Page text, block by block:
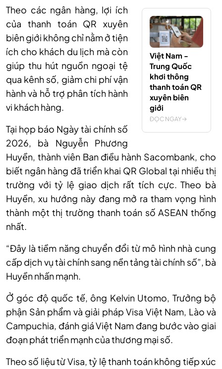
Việt Nam -
Trung Quốc
khơi thông
thanh toán QR
xuyên biên
giới
ĐỌC NGAY
Theo các ngân hàng, lợi ích
của thanh toán QR xuyên
biên giới không chỉ nằm ở tiện
ích cho khách du lịch mà còn
giúp thu hút nguồn ngoại tệ
qua kênh số, giảm chi phí vận
hành và hỗ trợ phân tích hành
vi khách hàng.
Tại họp báo Ngày tài chính số
2026, bà Nguyễn Phương
Huyền, thành viên Ban điều hành Sacombank, cho
biết ngân hàng đã triển khai QR Global tại nhiều thị
trường với tỷ lệ giao dịch rất tích cực. Theo bà
Huyền, xu hướng này đang mở ra tham vọng hình
thành một thị trường thanh toán số ASEAN thống
nhất.
“Đây là tiềm năng chuyển đổi từ mô hình nhà cung
cấp dịch vụ tài chính sang nền tảng tài chính số”, bà
Huyền nhấn mạnh.
Ở góc độ quốc tế, ông Kelvin Utomo, Trưởng bộ
phận Sản phẩm và giải pháp Visa Việt Nam, Lào và
Campuchia, đánh giá Việt Nam đang bước vào giai
đoạn phát triển mạnh của thương mại số.
Theo số liệu từ Visa, tỷ lệ thanh toán không tiếp xúc